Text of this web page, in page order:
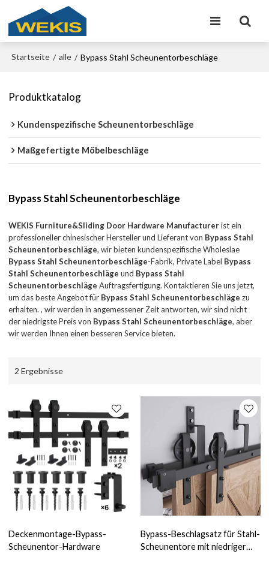
Startseite / alle / Bypass Stahl Scheunentorbeschläge
Produktkatalog
Kundenspezifische Scheunentorbeschläge
Maßgefertigte Möbelbeschläge
Bypass Stahl Scheunentorbeschläge
WEKIS Furniture&Sliding Door Hardware Manufacturerist ein
professioneller chinesischer Hersteller und Lieferant von Bypass Stahl
Scheunentorbeschläge, wir bieten kundenspezifische Wholeslae
Bypass Stahl Scheunentorbeschläge-Fabrik, Private Label Bypass
Stahl Scheunentorbeschläge und Bypass Stahl
Scheunentorbeschläge Auftragsfertigung. Kontaktieren Sie uns jetzt,
um das beste Angebot für Bypass Stahl Scheunentorbeschläge zu
erhalten. , wir werden in angemessener Zeit antworten, wir sind nicht
der niedrigste Preis von Bypass Stahl Scheunentorbeschläge, aber
wir werden Ihnen einen besseren Service bieten.
2 Ergebnisse
Deckenmontage-Bypass-
Scheunentor-Hardware
Bypass-Beschlagsatz für Stahl-
Scheunentore mit niedriger